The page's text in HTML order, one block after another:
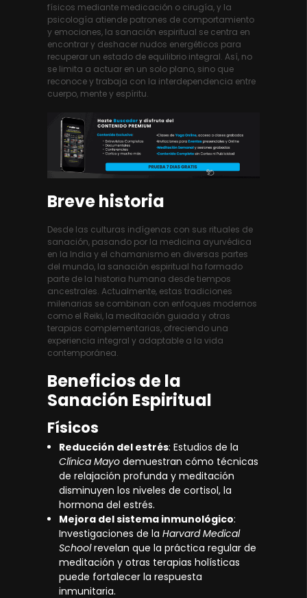
físicos mediante medicación o cirugía, y la
psicología atiende patrones de comportamiento
y emociones, la sanación espiritual se centra en
encontrar y deshacer nudos energéticos para
recuperar un estado de equilibrio integral. Así, no
se limita a actuar en un solo plano, sino que
reconoce y trabaja con la interdependencia entre
cuerpo, mente y espíritu.
Breve historia
Desde las culturas indígenas con sus rituales de
sanación, pasando por la medicina ayurvédica
en la India y el chamanismo en diversas partes
del mundo, la sanación espiritual ha formado
parte de la historia humana desde tiempos
ancestrales. Actualmente, estas tradiciones
milenarias se combinan con enfoques modernos
como el Reiki, la meditación guiada y otras
terapias complementarias, ofreciendo una
experiencia integral y adaptable a la vida
contemporánea.
Beneficios de la
Sanación Espiritual
Físicos
Reducción del estrés: Estudios de la
Clínica Mayo demuestran cómo técnicas
de relajación profunda y meditación
disminuyen los niveles de cortisol, la
hormona del estrés.
Mejora del sistema inmunológico:
Investigaciones de la Harvard Medical
Schoolrevelan que la práctica regular de
meditación y otras terapias holísticas
puede fortalecer la respuesta
inmunitaria.